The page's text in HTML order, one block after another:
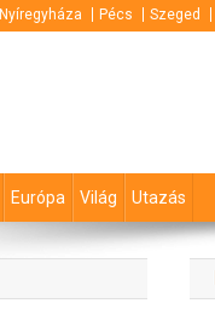
Nyíregyháza Pécs Szeged
Európa Világ Utazás